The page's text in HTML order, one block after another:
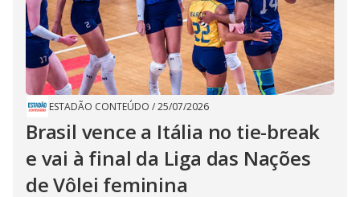
ESTADÃO CONTEÚDO /25/07/2026
Brasil vence a Itália no tie-break
e vai à final da Liga das Nações
de Vôlei feminina